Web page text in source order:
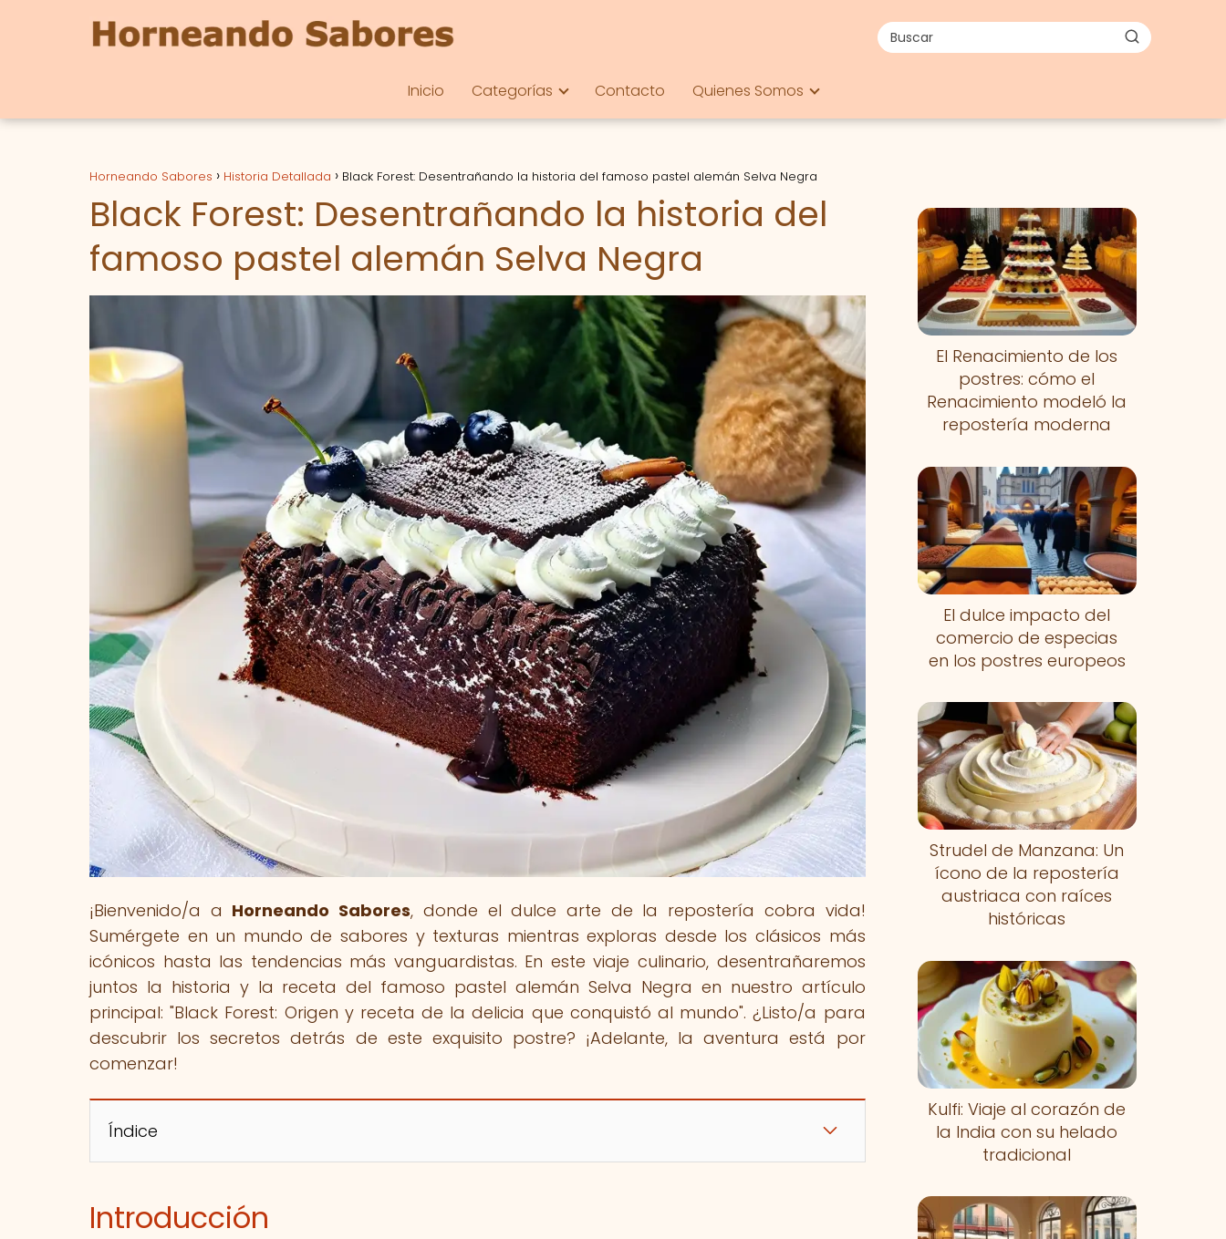
Inicio Categorías Contacto Quienes Somos
Horneando Sabores Historia Detallada Black Forest: Desentrañando la historia del famoso pastel alemán Selva Negra
Black Forest: Desentrañando la historia del
famoso pastel alemán Selva Negra
¡Bienvenido/a a Horneando Sabores, donde el dulce arte de la repostería cobra vida!
Sumérgete en un mundo de sabores y texturas mientras exploras desde los clásicos más
icónicos hasta las tendencias más vanguardistas. En este viaje culinario, desentrañaremos
juntos la historia y la receta del famoso pastel alemán Selva Negra en nuestro artículo
principal: "Black Forest: Origen y receta de la delicia que conquistó al mundo". ¿Listo/a para
descubrir los secretos detrás de este exquisito postre? ¡Adelante, la aventura está por
comenzar!
Índice
Introducción
El Renacimiento de los
postres: cómo el
Renacimiento modeló la
repostería moderna
El dulce impacto del
comercio de especias
en los postres europeos
Strudel de Manzana: Un
ícono de la repostería
austriaca con raíces
históricas
Kulfi: Viaje al corazón de
la India con su helado
tradicional